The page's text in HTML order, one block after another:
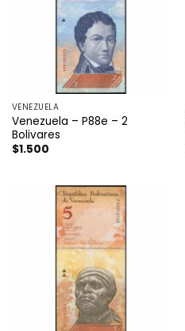
VENEZUELA
Venezuela – P88e – 2
Bolivares
$1.500